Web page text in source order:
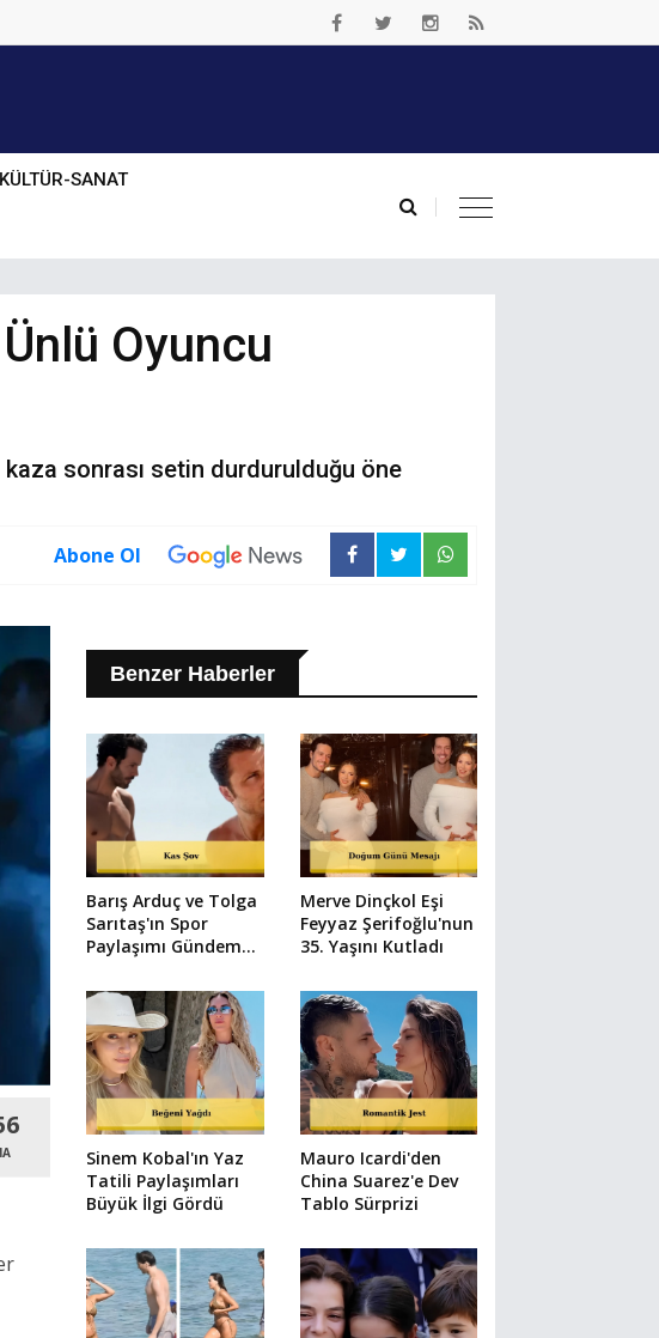
KÜLTÜR-SANAT
Oyuncu
sonrası setin durdurulduğu öne
Abone Ol
Benzer Haberler
Barış Arduç ve Tolga
Sarıtaş'ın Spor
Paylaşımı Gündem
Merve Dinçkol Eşi
Feyyaz Şerifoğlu'nun
35. Yaşını Kutladı
Sinem Kobal'ın Yaz
Tatili Paylaşımları
Büyük İlgi Gördü
Mauro Icardi'den
China Suarez'e Dev
Tablo Sürprizi